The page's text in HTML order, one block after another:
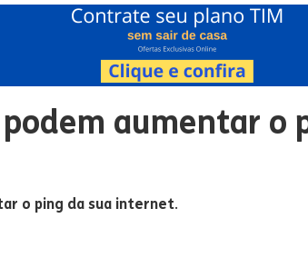
aumentar o
o ping da sua internet.